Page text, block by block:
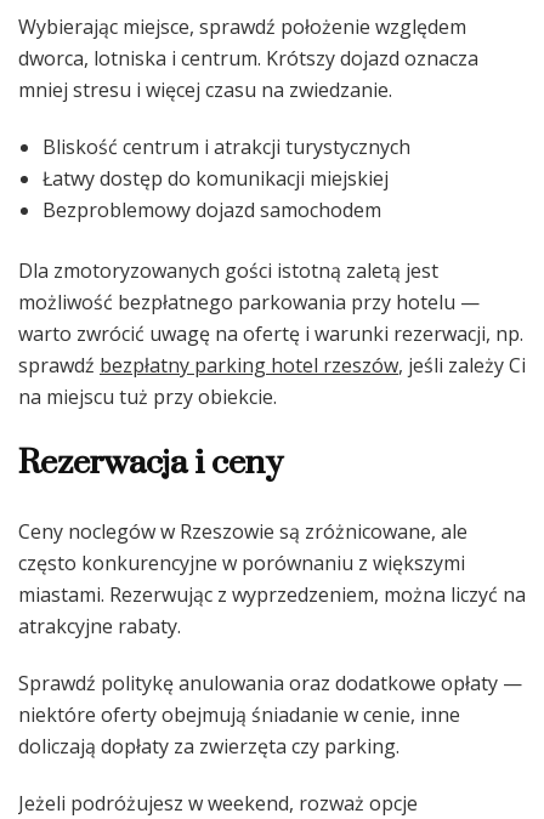
Wybierając miejsce, sprawdź położenie względem
dworca, lotniska i centrum. Krótszy dojazd oznacza
mniej stresu i więcej czasu na zwiedzanie.
Bliskość centrum i atrakcji turystycznych
Łatwy dostęp do komunikacji miejskiej
Bezproblemowy dojazd samochodem
Dla zmotoryzowanych gości istotną zaletą jest
możliwość bezpłatnego parkowania przy hotelu —
warto zwrócić uwagę na ofertę i warunki rezerwacji, np.
sprawdź bezpłatny parking hotel rzeszów, jeśli zależy Ci
na miejscu tuż przy obiekcie.
Rezerwacja i ceny
Ceny noclegów w Rzeszowie są zróżnicowane, ale
często konkurencyjne w porównaniu z większymi
miastami. Rezerwując z wyprzedzeniem, można liczyć na
atrakcyjne rabaty.
Sprawdź politykę anulowania oraz dodatkowe opłaty —
niektóre oferty obejmują śniadanie w cenie, inne
doliczają dopłaty za zwierzęta czy parking.
Jeżeli podróżujesz w weekend, rozważ opcje